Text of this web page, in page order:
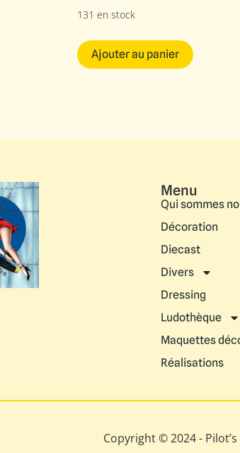
131 en stock
Ajouter au panier
Menu
Qui sommes
Décoration
Diecast
Divers
Dressing
Ludothèque
Maquettes
Réalisations
Copyright © 2024 -